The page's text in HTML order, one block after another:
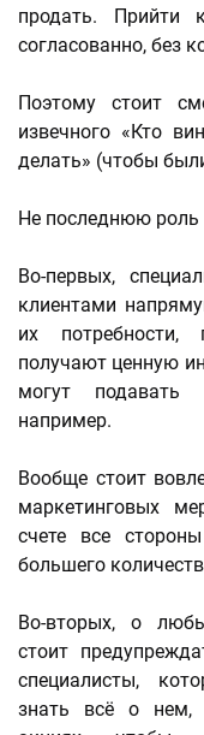
продать. Прийти
согласованно, без
Поэтому стоит
извечного «Кто
делать» (чтобы
Не последнюю роль
Во-первых,
клиентами
их
получают ценную
могут
например.
Вообще стоит
маркетинговых
счете все
большего
Во-вторых, о
стоит
специалисты,
знать всё о нем,